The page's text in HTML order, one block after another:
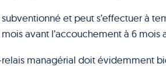
et peut s’effectuer à
avant l’accouchement à 6 mois
managérial doit évidemment